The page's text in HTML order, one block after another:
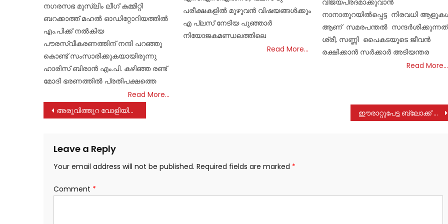
നഗരസഭ മുസ്ലിം ലീഗ് കമ്മിറ്റി
ബറക്കാത്ത് മഹൽ ഓഡിറ്റോറിയത്തിൽ
എം.പിക്ക് നൽകിയ
പൗരസ്വീകരണത്തിന് നന്ദി പറഞ്ഞു
കൊണ്ട് സംസാരിക്കുകയായിരുന്നു
ഹാരിസ് ബിരാൻ എം.പി. കഴിഞ്ഞ രണ്ട്
മോദി ഭരണത്തിൽ പ്രതിപക്ഷത്തെ
Read More…
പരീക്ഷകളിൽ മുഴുവൻ വിഷയങ്ങൾക്കും
എ പ്ലസ് നേടിയ പൂഞ്ഞാർ
നിയോജകമണ്ഡലത്തിലെ
Read More…
വിജയപ്രദമാക്കുവാൻ
നാനാതുറയിൽപ്പെട്ട നിരവധി
ആണ് സമരപന്തൽ
ശ്രീ, സണ്ണി പൈകടയുടെ ജീവൻ
രക്ഷിക്കാൻ സർക്കാർ അടിയന്തര
Read More…
Post
അരുവിത്തുറ വോളിയിൽ സെമി ഫൈനൽ പോരാട്ടങ്ങൾ ഈരാറ്റുപേട്ട ബ്ലോക്ക് പഞ്ചായത്തും ശിശുവികസന പദ്ധതി ഓഫീസും ചേര്‍ന്ന് അന്താരാഷ്ട്ര ബാലികാ ദിനം ആചരിച്ചു
Leave a Reply
Your email address will not be published. Required fields are marked *
Comment *